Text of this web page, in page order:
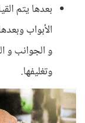
بعدها يتم
الأبواب
و الجوانب و
وتغليفها.